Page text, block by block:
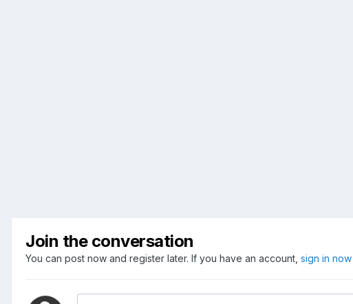
Join the conversation
You can post now and register later. If you have an account, sign in now